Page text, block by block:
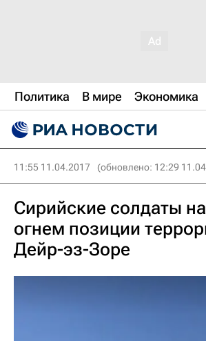
Политика В мире Экономика
11:55 11.04.2017 (обновлено: 12:29
Сирийские солдаты
огнем позиции
Дейр-эз-Зоре